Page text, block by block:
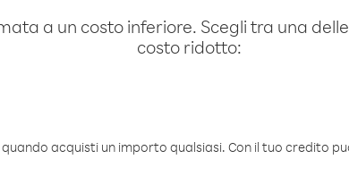
a un costo inferiore. Scegli tra una
costo ridotto:
acquisti un importo qualsiasi. Con il tuo credito